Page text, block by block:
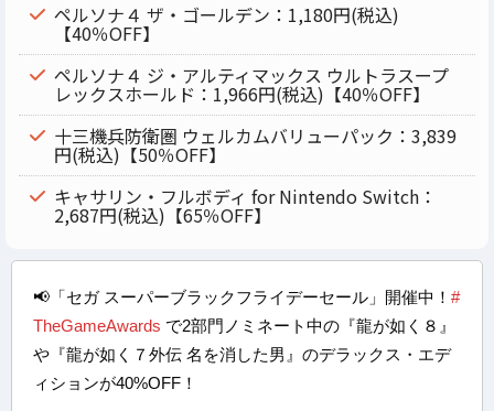
ペルソナ４ ザ・ゴールデン：1,180円(税込)
【40％OFF】
ペルソナ４ ジ・アルティマックス ウルトラスープ
レックスホールド：1,966円(税込)【40％OFF】
十三機兵防衛圏 ウェルカムバリューパック：3,839
円(税込)【50％OFF】
キャサリン・フルボディ for Nintendo Switch：
2,687円(税込)【65％OFF】
📢「セガ スーパーブラックフライデーセール」開催中！ #
TheGameAwards で2部門ノミネート中の『龍が如く８』
や『龍が如く７外伝 名を消した男』のデラックス・エデ
ィションが40%OFF！